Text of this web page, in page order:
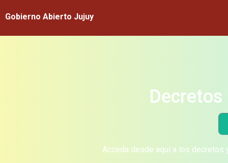
Gobierno Abierto Jujuy
Acceda desde aquí a los